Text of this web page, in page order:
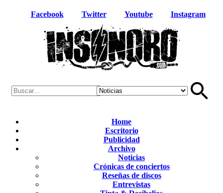
Facebook Twitter Youtube Instagram
Home
Escritorio
Publicidad
Archivo
Noticias
Crónicas de conciertos
Reseñas de discos
Entrevistas